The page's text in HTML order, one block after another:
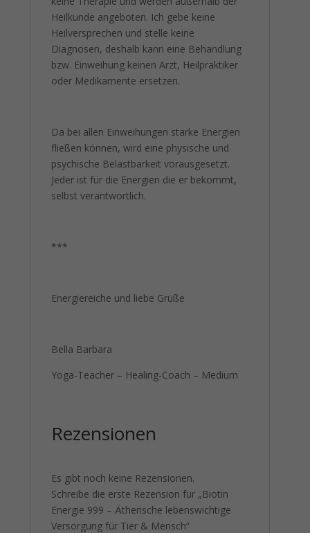
Heilkunde angeboten. Ich gebe keine
Heilversprechen und stelle keine
Diagnosen, deshalb kann eine Behandlung
bzw. Einweihung keinen Arzt, Heilpraktiker
oder Medikamente ersetzen.
Da bei allen Einweihungen starke Energien
fließen können, wird eine physische und
psychische Belastbarkeit vorausgesetzt.
Jeder ist für die Energien die er bekommt,
selbst verantwortlich.
***
Energiereiche und liebe Grüße
Bella Barbara
Yoga-Teacher – Healing-Coach – Medium
Rezensionen
Es gibt noch keine Rezensionen.
Schreibe die erste Rezension für „Biotin
Energie 999 – Ätherische lebenswichtige
Versorgung für Tier & Mensch“